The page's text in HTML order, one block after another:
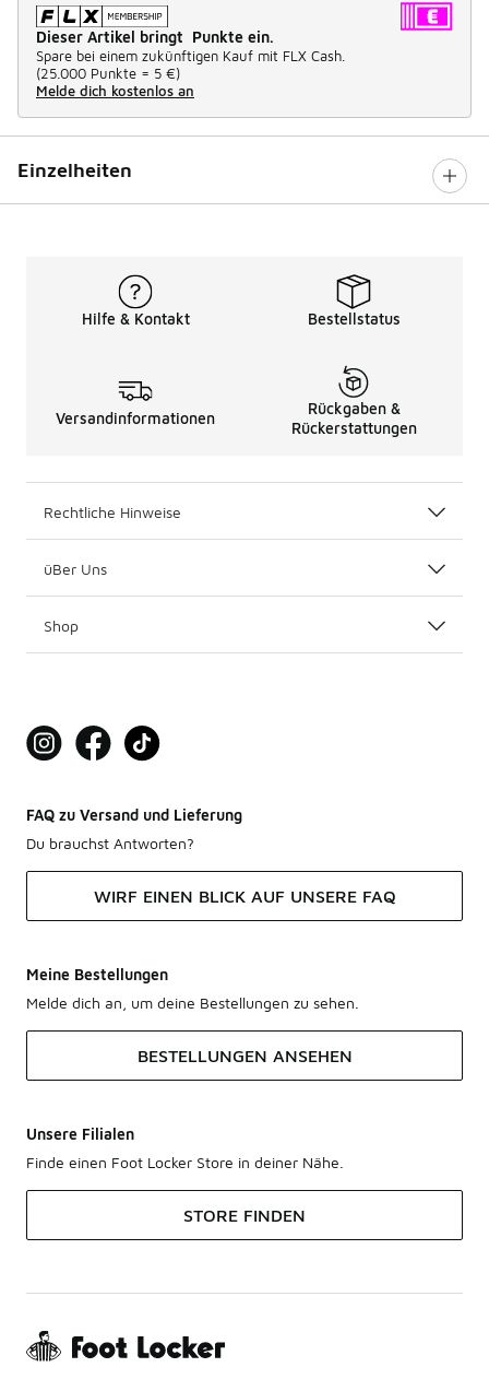
Dieser Artikel bringt Punkte ein.
Spare bei einem zukünftigen Kauf mit FLX Cash.
(25.000 Punkte = 5 €)
Melde dich kostenlos an
Einzelheiten
Hilfe & Kontakt Bestellstatus
Versandinformationen
Rückgaben &
Rückerstattungen
Rechtliche Hinweise
üBer Uns
Shop
FAQ zu Versand und Lieferung
Du brauchst Antworten?
WIRF EINEN BLICK AUF UNSERE FAQ
Meine Bestellungen
Melde dich an, um deine Bestellungen zu sehen.
BESTELLUNGEN ANSEHEN
Unsere Filialen
Finde einen Foot Locker Store in deiner Nähe.
STORE FINDEN